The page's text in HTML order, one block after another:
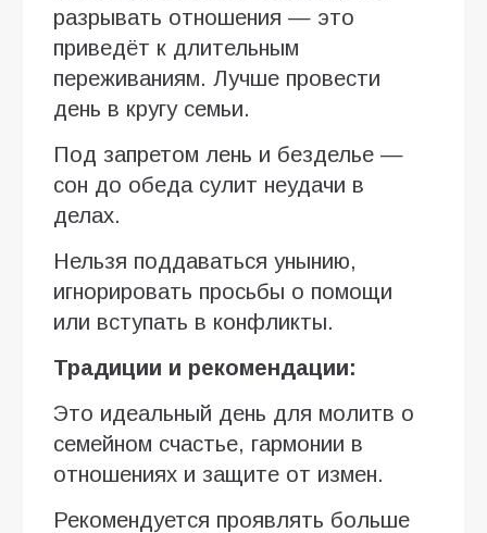
разрывать отношения — это
приведёт к длительным
переживаниям. Лучше провести
день в кругу семьи.
Под запретом лень и безделье —
сон до обеда сулит неудачи в
делах.
Нельзя поддаваться унынию,
игнорировать просьбы о помощи
или вступать в конфликты.
Традиции и рекомендации:
Это идеальный день для молитв о
семейном счастье, гармонии в
отношениях и защите от измен.
Рекомендуется проявлять больше